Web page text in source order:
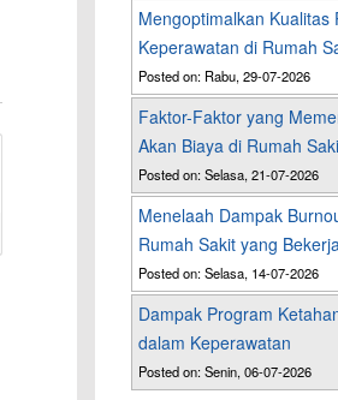
Mengoptimalkan Kualitas
Keperawatan di Rumah
Posted on: Rabu, 29-07-2026
Faktor-Faktor yang
Akan Biaya di Rumah
Posted on: Selasa, 21-07-2026
Menelaah Dampak
Rumah Sakit yang
Posted on: Selasa, 14-07-2026
Dampak Program
dalam Keperawatan
Posted on: Senin, 06-07-2026